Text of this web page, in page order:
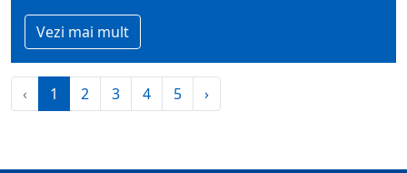
Vezi mai mult
‹ 1 2 3 4 5 ›